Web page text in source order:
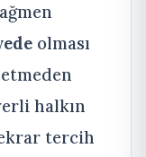
olması
halkın
tercih